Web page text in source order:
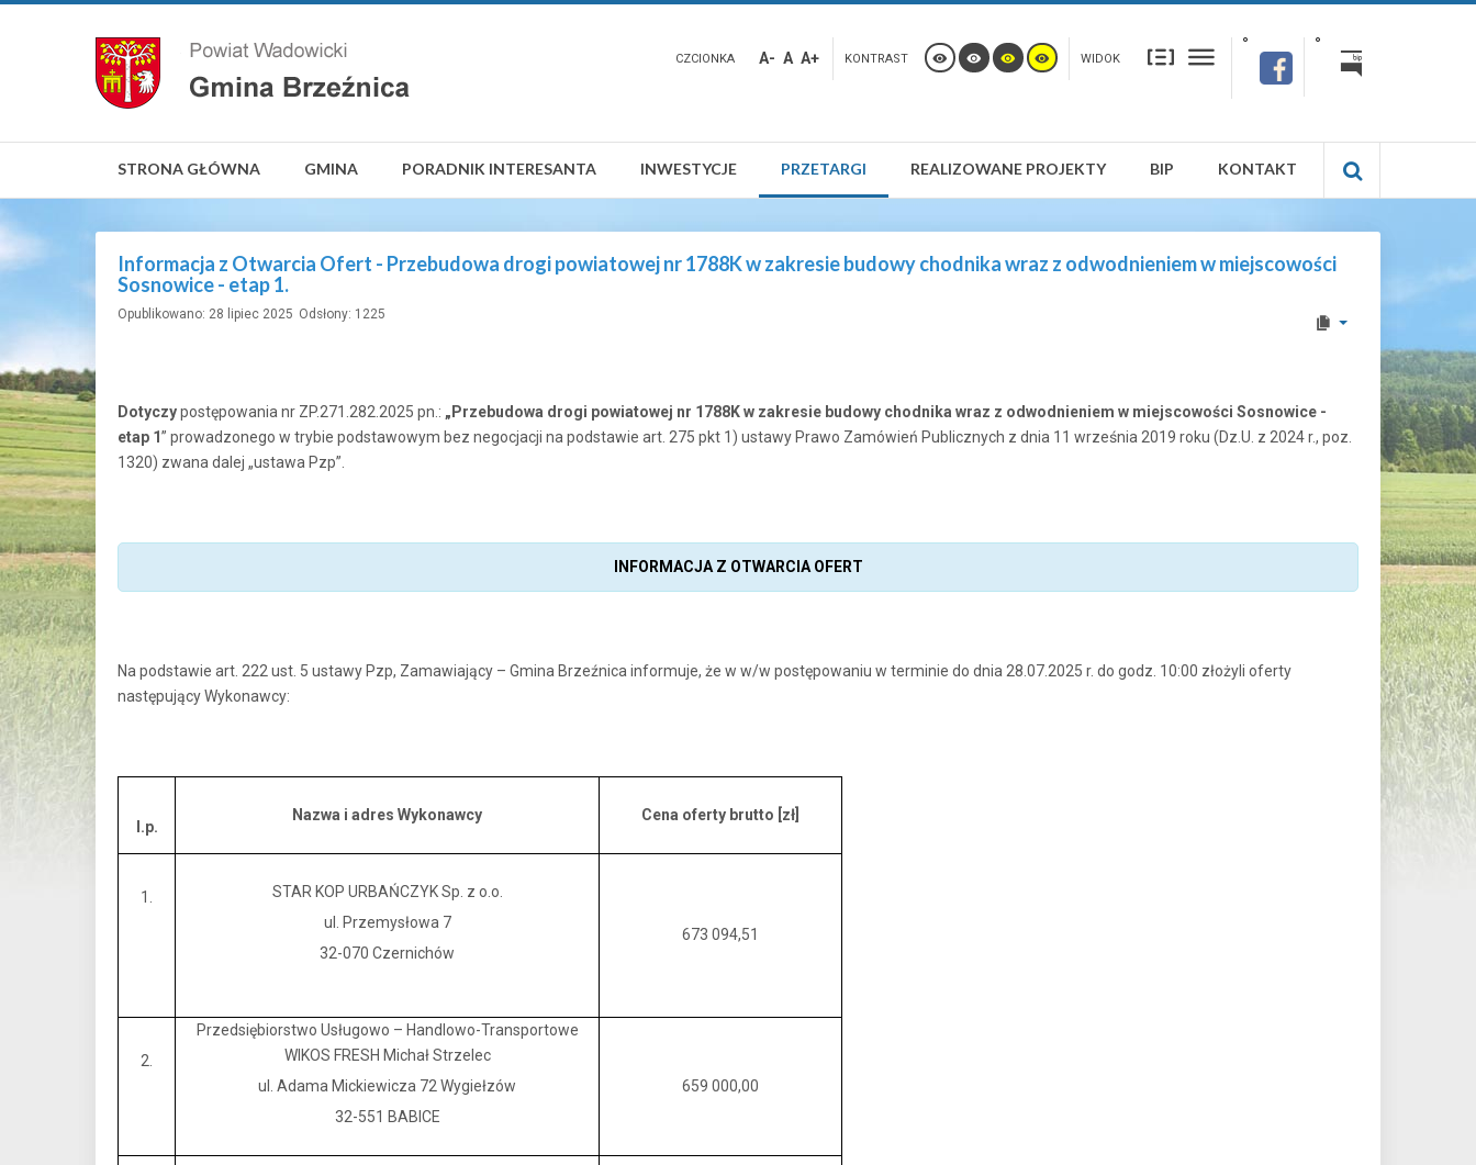
CZCIONKA A- A A+ KONTRAST WIDOK
STRONA GŁÓWNA GMINA PORADNIK INTERESANTA INWESTYCJE PRZETARGI REALIZOWANE PROJEKTY BIP KONTAKT
Informacja z Otwarcia Ofert - Przebudowa drogi powiatowej nr 1788K w zakresie budowy chodnika wraz z odwodnieniem w miejscowości
Sosnowice - etap 1.
Opublikowano: 28 lipiec 2025 Odsłony: 1225
Dotyczypostępowania nr ZP.271.282.2025 pn.: „Przebudowa drogi powiatowej nr 1788K w zakresie budowy chodnika wraz z odwodnieniem w miejscowości Sosnowice -
etap 1” prowadzonego w trybie podstawowym bez negocjacji na podstawie art. 275 pkt 1) ustawy Prawo Zamówień Publicznych z dnia 11 września 2019 roku (Dz.U. z 2024 r., poz.
1320) zwana dalej „ustawa Pzp”.
INFORMACJA Z OTWARCIA OFERT
Na podstawie art. 222 ust. 5 ustawy Pzp, Zamawiający – Gmina Brzeźnica informuje, że w w/w postępowaniu w terminie do dnia 28.07.2025 r. do godz. 10:00 złożyli oferty
następujący Wykonawcy:
l.p.
Nazwa i adres Wykonawcy Cena oferty brutto [zł]
1.
STAR KOP URBAŃCZYK Sp. z o.o.
ul. Przemysłowa 7
32-070 Czernichów
673 094,51
2.
Przedsiębiorstwo Usługowo – Handlowo-Transportowe
WIKOS FRESH Michał Strzelec
ul. Adama Mickiewicza 72 Wygiełzów
32-551 BABICE
659 000,00